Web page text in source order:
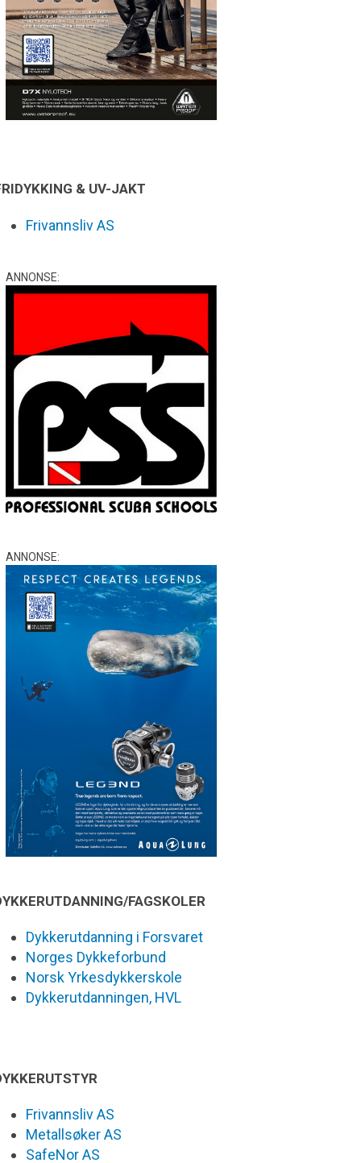
& UV-JAKT
Frivannsliv AS
ANNONSE:
ANNONSE:
FAGSKOLER
Dykkerutdanning i Forsvaret
Norges Dykkeforbund
Norsk Yrkesdykkerskole
Dykkerutdanningen, HVL
Frivannsliv AS
Metallsøker AS
SafeNor AS